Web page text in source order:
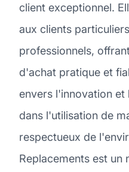
client exceptionnel.
aux clients
professionnels,
d'achat pratique et
envers l'innovation
dans l'utilisation de
respectueux de
Replacements est un